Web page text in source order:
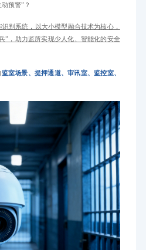
预警”？
别系统，以大小模型融合技术为核心，
”，助力监所实现少人化、智能化的安全
监室场景、提押通道、审讯室、监控室、